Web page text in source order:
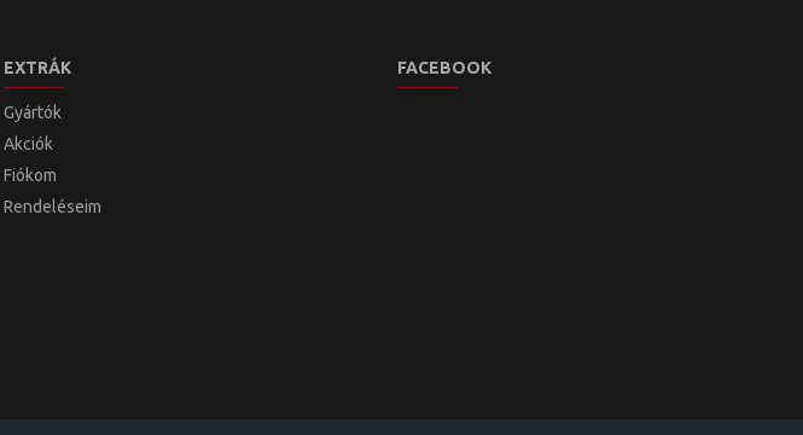
EXTRÁK
Gyártók
Akciók
Fiókom
Rendeléseim
FACEBOOK